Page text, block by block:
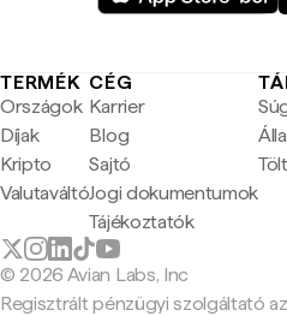
TERMÉK
Országok
Díjak
Kripto
Valutaváltó
CÉG
Karrier
Blog
Sajtó
Jogi dokumentumok
Tájékoztatók
© 2026 Avian Labs, Inc
Regisztrált pénzügyi szolgáltató